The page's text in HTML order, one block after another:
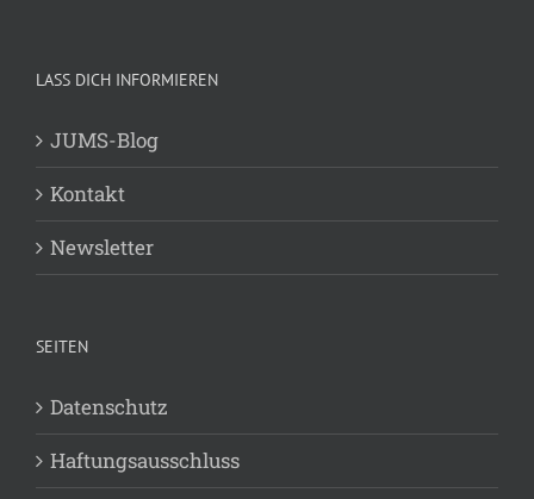
LASS DICH INFORMIEREN
JUMS-Blog
Kontakt
Newsletter
SEITEN
Datenschutz
Haftungsausschluss